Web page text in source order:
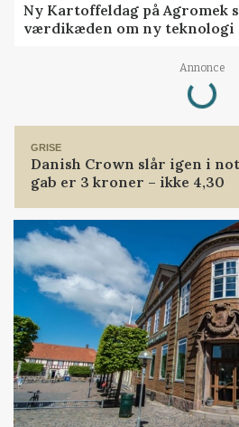
Ny Kartoffeldag på Agromek
værdikæden om ny teknologi
Annonce
Loading...
GRISE
Danish Crown slår igen i
gab er 3 kroner – ikke 4,30